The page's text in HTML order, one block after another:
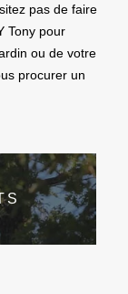
pas de faire
Tony pour
ou de votre
procurer un